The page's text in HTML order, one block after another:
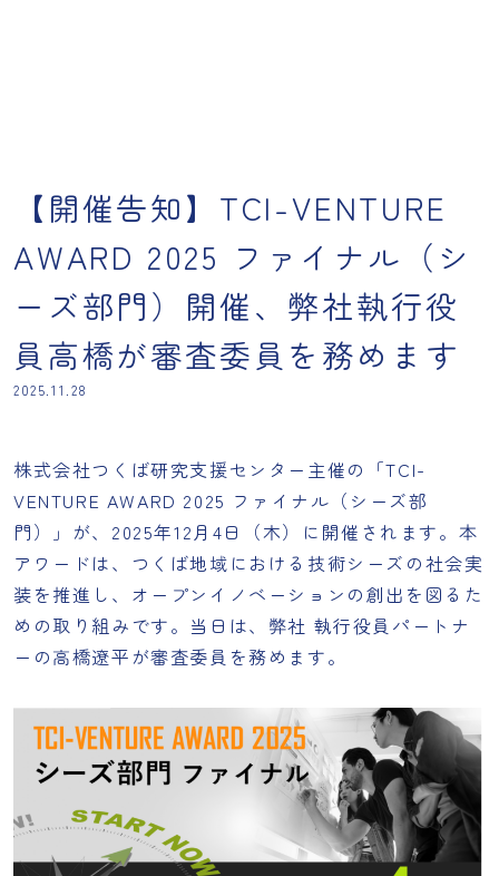
【開催告知】TCI-VENTURE
AWARD 2025 ファイナル（シ
ーズ部門）開催、弊社執行役
員高橋が審査委員を務めます
2025.11.28
株式会社つくば研究支援センター主催の「TCI-
VENTURE AWARD 2025 ファイナル（シーズ部
門）」が、2025年12月4日（木）に開催されます。本
アワードは、つくば地域における技術シーズの社会実
装を推進し、オープンイノベーションの創出を図るた
めの取り組みです。当日は、弊社 執行役員パートナ
ーの高橋遼平が審査委員を務めます。